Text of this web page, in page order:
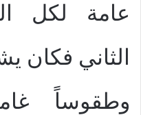
عامة لكل
الثاني فكان
وطقوساً